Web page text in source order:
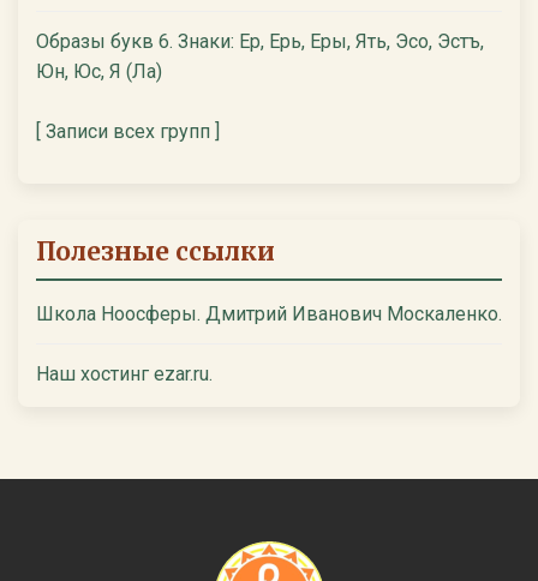
Образы букв 6. Знаки: Ер, Ерь, Еры, Ять, Эсо, Эстъ,
Юн, Юс, Я (Ла)
[ Записи всех групп ]
Полезные ссылки
Школа Ноосферы. Дмитрий Иванович Москаленко.
Наш хостинг ezar.ru.